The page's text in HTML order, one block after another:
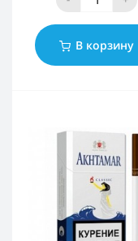
В корзину